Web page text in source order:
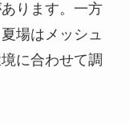
ります。一方
場はメッシュ
に合わせて調